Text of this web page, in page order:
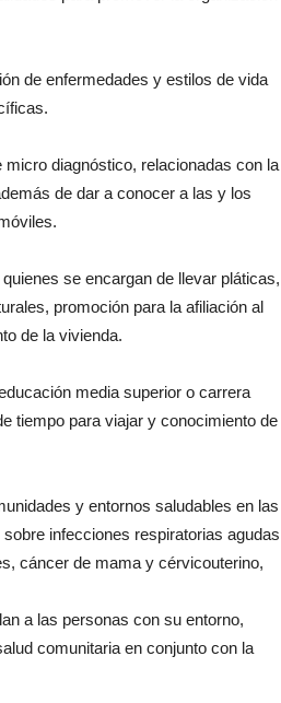
de enfermedades y estilos de vida
diagnóstico, relacionadas con la
de dar a conocer a las y los
se encargan de llevar pláticas,
promoción para la afiliación al
de la vivienda.
media superior o carrera
tiempo para viajar y conocimiento de
y entornos saludables en las
infecciones respiratorias agudas
cáncer de mama y cérvicouterino,
a las personas con su entorno,
comunitaria en conjunto con la